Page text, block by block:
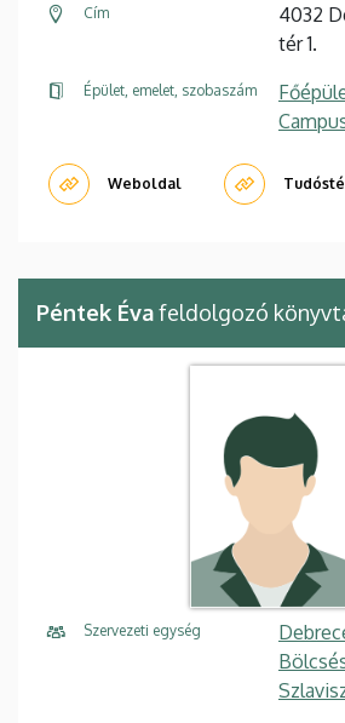
Cím
4032
tér 1.
Épület, emelet, szobaszám
Weboldal
Péntek Évafeldolgozó
Szervezeti egység